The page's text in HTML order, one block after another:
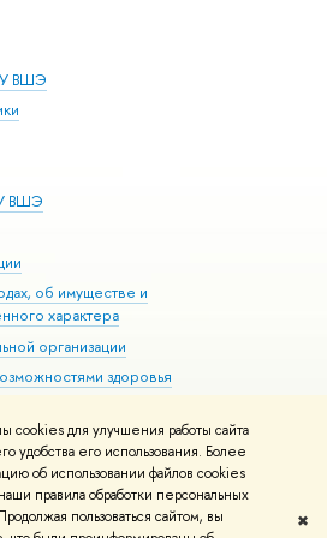
cookies для улучшения работы сайта
его использования. Более
об использовании файлов cookies
правила обработки персональных
пользоваться сайтом, вы
✖
ВШЭ
ВШЭ
об имуществе и
характера
организации
здоровья